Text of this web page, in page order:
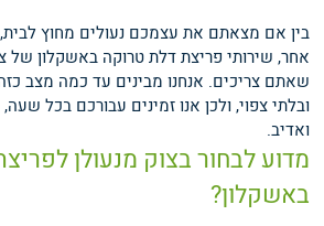
בין אם מצאתם את עצמכם נעולים מחוץ
אחר, שירותי פריצת דלת טרוקה באשקלון של
שאתם צריכים. אנחנו מבינים עד כמה מצב
ובלתי צפוי, ולכן אנו זמינים עבורכם בכל
ואדיב.
מדוע לבחור בצוק מנעולן
באשקלון?